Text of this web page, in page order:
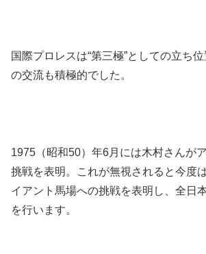
国際プロレスは“第三極”としての立ち
の交流も積極的でした。
1975（昭和50）年6月には木村さんが
挑戦を表明。これが無視されると今度
イアント馬場への挑戦を表明し、全日
を行います。